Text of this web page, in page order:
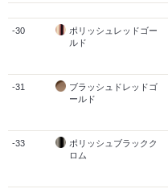
-30
ポリッシュレッドゴー
ルド
-31
ブラッシュドレッドゴ
ールド
-33
ポリッシュブラックク
ロム